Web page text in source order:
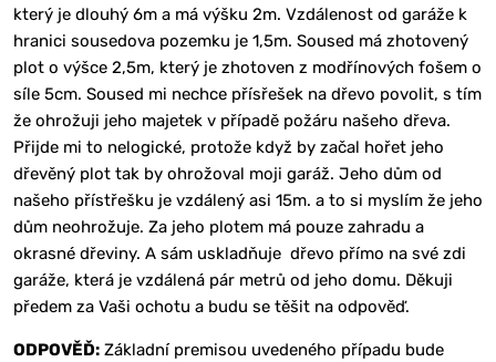
který je dlouhý 6m a má výšku 2m. Vzdálenost od garáže k
hranici sousedova pozemku je 1,5m. Soused má zhotovený
plot o výšce 2,5m, který je zhotoven z modřínových fošem o
síle 5cm. Soused mi nechce přísřešek na dřevo povolit, s tím
že ohrožuji jeho majetek v případě požáru našeho dřeva.
Přijde mi to nelogické, protože když by začal hořet jeho
dřevěný plot tak by ohrožoval moji garáž. Jeho dům od
našeho přístřešku je vzdálený asi 15m. a to si myslím že jeho
dům neohrožuje. Za jeho plotem má pouze zahradu a
okrasné dřeviny. A sám uskladňuje dřevo přímo na své zdi
garáže, která je vzdálená pár metrů od jeho domu. Děkuji
předem za Vaši ochotu a budu se těšit na odpověď.
ODPOVĚĎ:Základní premisou uvedeného případu bude